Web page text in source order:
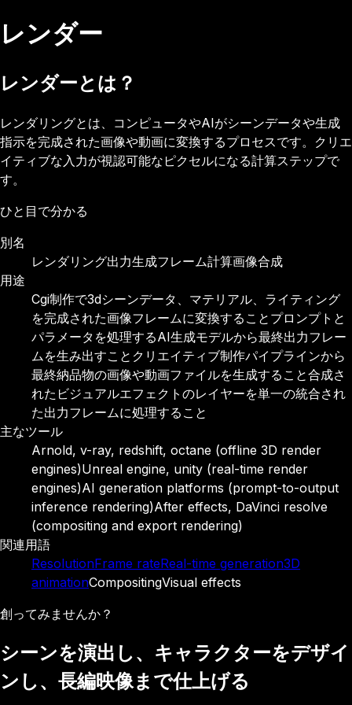
レンダー
レンダーとは？
レンダリングとは、コンピュータやAIがシーンデータや生成
指示を完成された画像や動画に変換するプロセスです。クリエ
イティブな入力が視認可能なピクセルになる計算ステップで
す。
ひと目で分かる
別名
レンダリング出力生成フレーム計算画像合成
用途
Cgi制作で3dシーンデータ、マテリアル、ライティング
を完成された画像フレームに変換すること プロンプトと
パラメータを処理するAI生成モデルから最終出力フレー
ムを生み出すこと クリエイティブ制作パイプラインから
最終納品物の画像や動画ファイルを生成すること合成さ
れたビジュアルエフェクトのレイヤーを単一の統合され
た出力フレームに処理すること
主なツール
Arnold, v-ray, redshift, octane (offline 3D render
engines)Unreal engine, unity (real-time render
engines)AI generation platforms (prompt-to-output
inference rendering)After effects, DaVinci resolve
(compositing and export rendering)
関連用語
ResolutionFrame rateReal-time generation3D
animationCompositingVisual effects
創ってみませんか？
シーンを演出し、キャラクターをデザイ
ンし、長編映像まで仕上げる